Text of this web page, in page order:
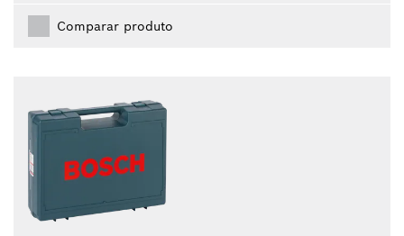
Comparar produto